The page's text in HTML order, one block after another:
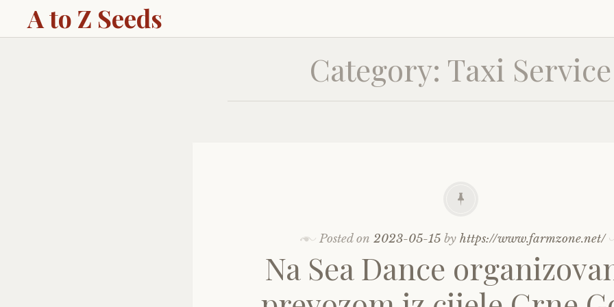
A to Z Seeds
Category: Taxi Service
Posted on2023-05-15 byhttps://www.farmzone.net/
Na Sea Dance